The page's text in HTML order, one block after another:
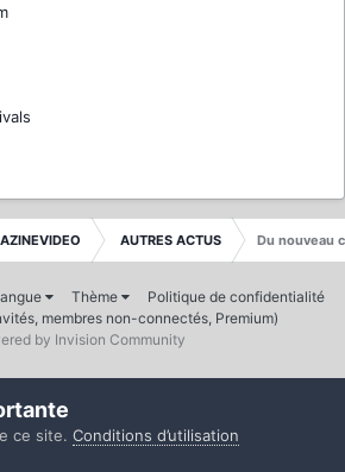
AUTRES ACTUS Du nouveau
Thème
Politique de confidentialité
membres non-connectés, Premium)
by Invision Community
ce site. Conditions d’utilisation